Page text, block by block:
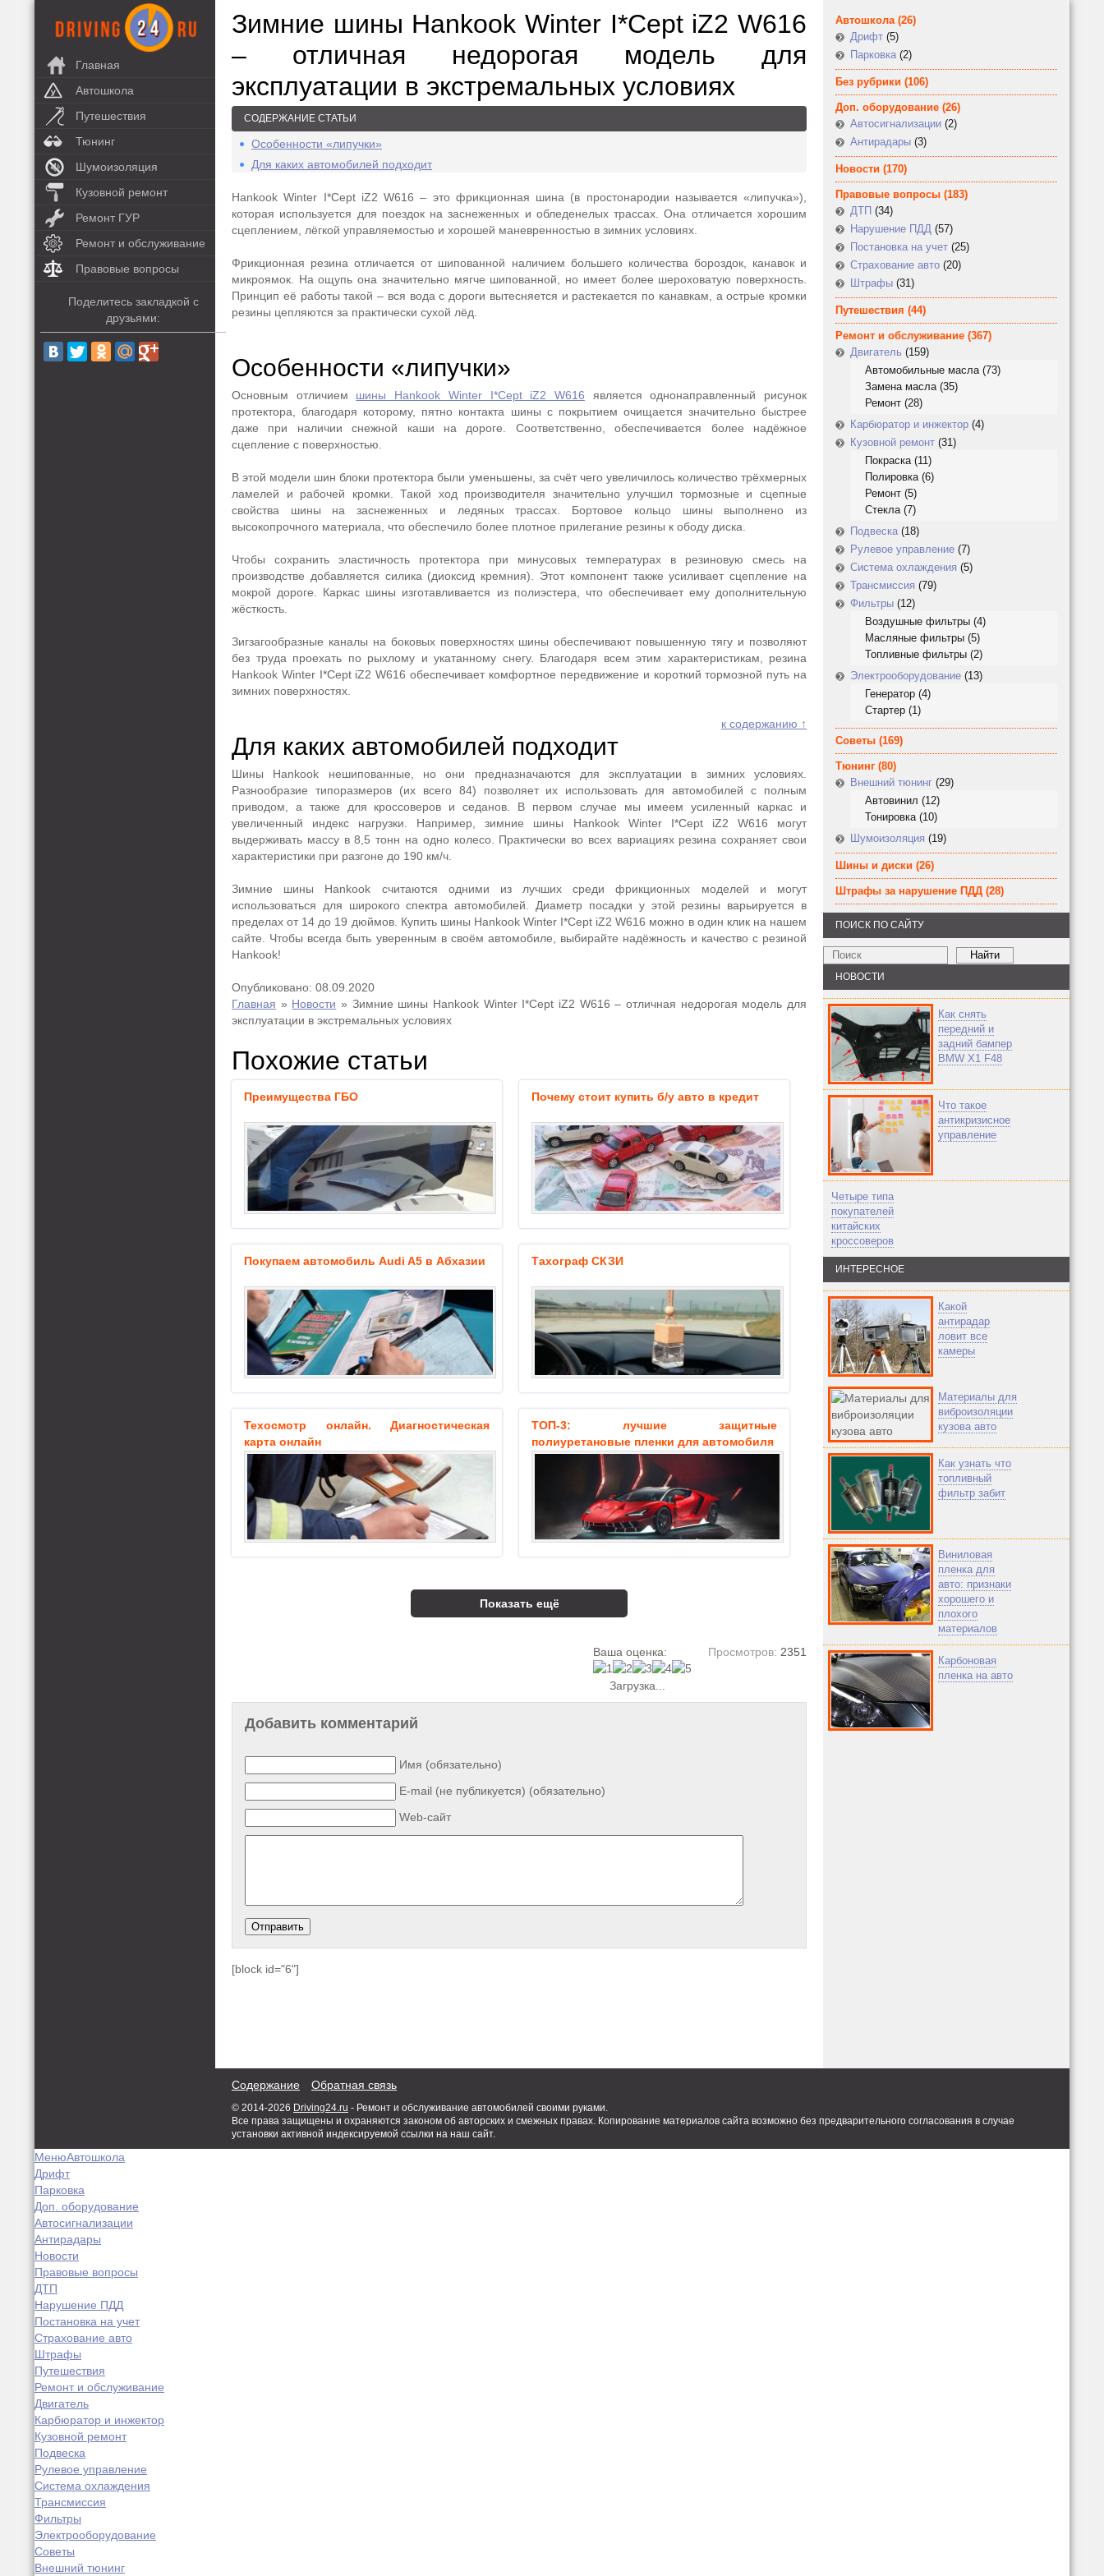
Главная
Автошкола
Путешествия
Тюнинг
Шумоизоляция
Кузовной ремонт
Ремонт ГУР
Ремонт и обслуживание
Правовые вопросы
Поделитесь закладкой с
друзьями:
Зимние шины Hankook Winter I*Cept iZ2 W616
– отличная недорогая модель для
эксплуатации в экстремальных условиях
СОДЕРЖАНИЕ СТАТЬИ
Особенности «липучки»
Для каких автомобилей подходит
Hankook Winter I*Cept iZ2 W616 – это фрикционная шина (в простонародии называется «липучка»),
которая используется для поездок на заснеженных и обледенелых трассах. Она отличается хорошим
сцеплением, лёгкой управляемостью и хорошей маневренностью в зимних условиях.
Фрикционная резина отличается от шипованной наличием большего количества бороздок, канавок и
микроямок. На ощупь она значительно мягче шипованной, но имеет более шероховатую поверхность.
Принцип её работы такой – вся вода с дороги вытесняется и растекается по канавкам, а острые кромки
резины цепляются за практически сухой лёд.
Особенности «липучки»
Основным отличием шины Hankook Winter I*Cept iZ2 W616 является однонаправленный рисунок
протектора, благодаря которому, пятно контакта шины с покрытием очищается значительно быстрее
даже при наличии снежной каши на дороге. Соответственно, обеспечивается более надёжное
сцепление с поверхностью.
В этой модели шин блоки протектора были уменьшены, за счёт чего увеличилось количество трёхмерных
ламелей и рабочей кромки. Такой ход производителя значительно улучшил тормозные и сцепные
свойства шины на заснеженных и ледяных трассах. Бортовое кольцо шины выполнено из
высокопрочного материала, что обеспечило более плотное прилегание резины к ободу диска.
Чтобы сохранить эластичность протектора при минусовых температурах в резиновую смесь на
производстве добавляется силика (диоксид кремния). Этот компонент также усиливает сцепление на
мокрой дороге. Каркас шины изготавливается из полиэстера, что обеспечивает ему дополнительную
жёсткость.
Зигзагообразные каналы на боковых поверхностях шины обеспечивают повышенную тягу и позволяют
без труда проехать по рыхлому и укатанному снегу. Благодаря всем этим характеристикам, резина
Hankook Winter I*Cept iZ2 W616 обеспечивает комфортное передвижение и короткий тормозной путь на
зимних поверхностях.
к содержанию ↑
Для каких автомобилей подходит
Шины Hankook нешипованные, но они предназначаются для эксплуатации в зимних условиях.
Разнообразие типоразмеров (их всего 84) позволяет их использовать для автомобилей с полным
приводом, а также для кроссоверов и седанов. В первом случае мы имеем усиленный каркас и
увеличенный индекс нагрузки. Например, зимние шины Hankook Winter I*Cept iZ2 W616 могут
выдерживать массу в 8,5 тонн на одно колесо. Практически во всех вариациях резина сохраняет свои
характеристики при разгоне до 190 км/ч.
Зимние шины Hankook считаются одними из лучших среди фрикционных моделей и могут
использоваться для широкого спектра автомобилей. Диаметр посадки у этой резины варьируется в
пределах от 14 до 19 дюймов. Купить шины Hankook Winter I*Cept iZ2 W616 можно в один клик на нашем
сайте. Чтобы всегда быть уверенным в своём автомобиле, выбирайте надёжность и качество с резиной
Hankook!
Опубликовано: 08.09.2020
Главная » Новости » Зимние шины Hankook Winter I*Cept iZ2 W616 – отличная недорогая модель для
эксплуатации в экстремальных условиях
Похожие статьи
Преимущества ГБО Почему стоит купить б/у авто в кредит
Покупаем автомобиль Audi A5 в Абхазии Тахограф СКЗИ
Техосмотр онлайн. Диагностическая
карта онлайн
ТОП-3: лучшие защитные
полиуретановые пленки для автомобиля
Показать ещё
Просмотров: 2351
Ваша оценка:
Загрузка...
Добавить комментарий
Имя (обязательно)
E-mail (не публикуется) (обязательно)
Web-сайт
[block id="6"]
Автошкола(26)
Дрифт (5)
Парковка (2)
Без рубрики (106)
Доп. оборудование (26)
Автосигнализации (2)
Антирадары (3)
Новости (170)
Правовые вопросы (183)
ДТП (34)
Нарушение ПДД (57)
Постановка на учет (25)
Страхование авто (20)
Штрафы (31)
Путешествия (44)
Ремонт и обслуживание (367)
Двигатель (159)
Автомобильные масла(73)
Замена масла(35)
Ремонт (28)
Карбюратор и инжектор (4)
Кузовной ремонт (31)
Покраска(11)
Полировка(6)
Ремонт (5)
Стекла(7)
Подвеска (18)
Рулевое управление (7)
Система охлаждения (5)
Трансмиссия (79)
Фильтры (12)
Воздушные фильтры (4)
Масляные фильтры (5)
Топливные фильтры (2)
Электрооборудование (13)
Генератор (4)
Стартер (1)
Советы (169)
Тюнинг (80)
Внешний тюнинг (29)
Автовинил (12)
Тонировка(10)
Шумоизоляция (19)
Шины и диски (26)
Штрафы за нарушение ПДД (28)
ПОИСК ПО САЙТУ
НОВОСТИ
Как снять
передний и
задний бампер
BMW X1 F48
Что такое
антикризисное
управление
Четыре типа
покупателей
китайских
кроссоверов
ИНТЕРЕСНОЕ
Какой
антирадар
ловит все
камеры
Материалы для
виброизоляции
кузова авто
Как узнать что
топливный
фильтр забит
Виниловая
пленка для
авто: признаки
хорошего и
плохого
материалов
Карбоновая
пленка на авто
Содержание Обратная связь
© 2014-2026 Driving24.ru - Ремонт и обслуживание автомобилей своими руками.
Все права защищены и охраняются законом об авторских и смежных правах. Копирование материалов сайта возможно без предварительного согласования в случае
установки активной индексируемой ссылки на наш сайт.
МенюАвтошкола
Дрифт
Парковка
Доп. оборудование
Автосигнализации
Антирадары
Новости
Правовые вопросы
ДТП
Нарушение ПДД
Постановка на учет
Страхование авто
Штрафы
Путешествия
Ремонт и обслуживание
Двигатель
Карбюратор и инжектор
Кузовной ремонт
Подвеска
Рулевое управление
Система охлаждения
Трансмиссия
Фильтры
Электрооборудование
Советы
Внешний тюнинг